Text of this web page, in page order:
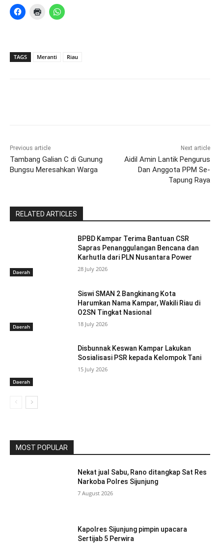
TAGS Meranti Riau
Previous article
Tambang Galian C di Gunung
Bungsu Meresahkan Warga
Next article
Aidil Amin Lantik Pengurus
Dan Anggota PPM Se-
Tapung Raya
RELATED ARTICLES
Daerah
BPBD Kampar Terima Bantuan CSR
Sapras Penanggulangan Bencana dan
Karhutla dari PLN Nusantara Power
28 July 2026
Daerah
Siswi SMAN 2 Bangkinang Kota
Harumkan Nama Kampar, Wakili Riau di
O2SN Tingkat Nasional
18 July 2026
Daerah
Disbunnak Keswan Kampar Lakukan
Sosialisasi PSR kepada Kelompok Tani
15 July 2026
MOST POPULAR
Nekat jual Sabu, Rano ditangkap Sat Res
Narkoba Polres Sijunjung
7 August 2026
Kapolres Sijunjung pimpin upacara
Sertijab 5 Perwira